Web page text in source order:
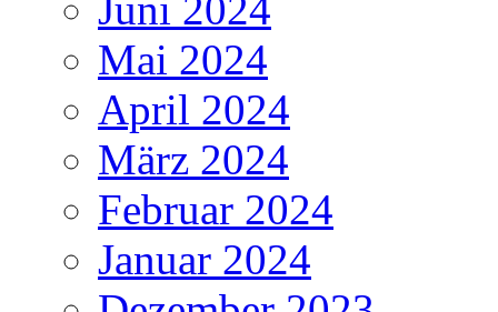
Mai 2024
April 2024
März 2024
Februar 2024
Januar 2024